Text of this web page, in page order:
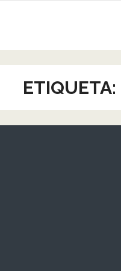
ETIQUETA: